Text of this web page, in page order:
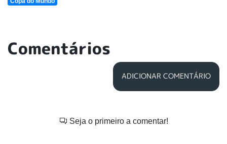
Comentários
ADICIONAR COMENTÁRIO
Seja o primeiro a comentar!